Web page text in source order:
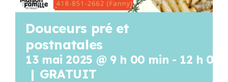
Douceurs pré et
postnatales
13 mai 2025 @ 9 h 00 min - 12 h 00
| GRATUIT